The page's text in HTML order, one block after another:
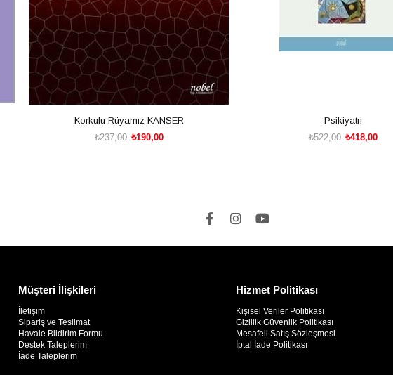
Korkulu Rüyamız KANSER
₺190,00
₺237,00
Psikiyatri
₺418,00
₺522,00
Müşteri İlişkileri
İletişim
Sipariş ve Teslimat
Havale Bildirim Formu
Destek Taleplerim
İade Taleplerim
Hizmet Politikası
Kişisel Veriler Politikası
Gizlilik Güvenlik Politikası
Mesafeli Satış Sözleşmesi
İptal İade Politikası